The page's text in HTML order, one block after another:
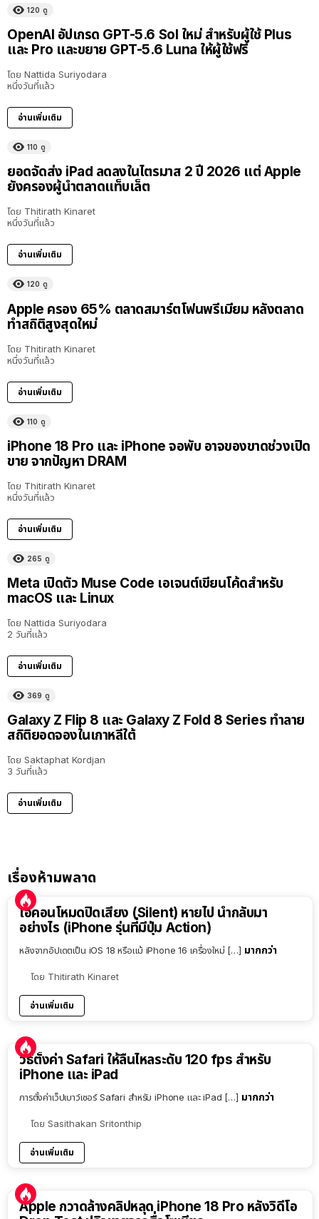
120 ดู
OpenAI อัปเกรด GPT-5.6 Sol ใหม่ สำหรับผู้ใช้ Plus
และ Pro และขยาย GPT-5.6 Luna ให้ผู้ใช้ฟรี
โดย Nattida Suriyodara
หนึ่งวันที่แล้ว
อ่านเพิ่มเติม
110 ดู
ยอดจัดส่ง iPad ลดลงในไตรมาส 2 ปี 2026 แต่ Apple
ยังครองผู้นำตลาดแท็บเล็ต
โดย Thitirath Kinaret
หนึ่งวันที่แล้ว
อ่านเพิ่มเติม
120 ดู
Apple ครอง 65% ตลาดสมาร์ตโฟนพรีเมียม หลังตลาด
ทำสถิติสูงสุดใหม่
โดย Thitirath Kinaret
หนึ่งวันที่แล้ว
อ่านเพิ่มเติม
110 ดู
iPhone 18 Pro และ iPhone จอพับ อาจของขาดช่วงเปิด
ขาย จากปัญหา DRAM
โดย Thitirath Kinaret
หนึ่งวันที่แล้ว
อ่านเพิ่มเติม
265 ดู
Meta เปิดตัว Muse Code เอเจนต์เขียนโค้ดสำหรับ
macOS และ Linux
โดย Nattida Suriyodara
2 วันที่แล้ว
อ่านเพิ่มเติม
369 ดู
Galaxy Z Flip 8 และ Galaxy Z Fold 8 Series ทำลาย
สถิติยอดจองในเกาหลีใต้
โดย Saktaphat Kordjan
3 วันที่แล้ว
อ่านเพิ่มเติม
เรื่องห้ามพลาด
ไอคอนโหมดปิดเสียง (Silent) หายไป นำกลับมา
อย่างไร (iPhone รุ่นที่มีปุ่ม Action)
หลังจากอัปเดตเป็น iOS 18 หรือแม้ iPhone 16 เครื่องใหม่ […] มากกว่า
โดย Thitirath Kinaret
อ่านเพิ่มเติม
วิธีตั้งค่า Safari ให้ลื่นไหลระดับ 120 fps สำหรับ
iPhone และ iPad
การตั้งค่าเว็ปเบาว์เซอร์ Safari สำหรับ iPhone และ iPad […] มากกว่า
โดย Sasithakan Sritonthip
อ่านเพิ่มเติม
Apple กวาดล้างคลิปหลุด iPhone 18 Pro หลังวิดีโอ